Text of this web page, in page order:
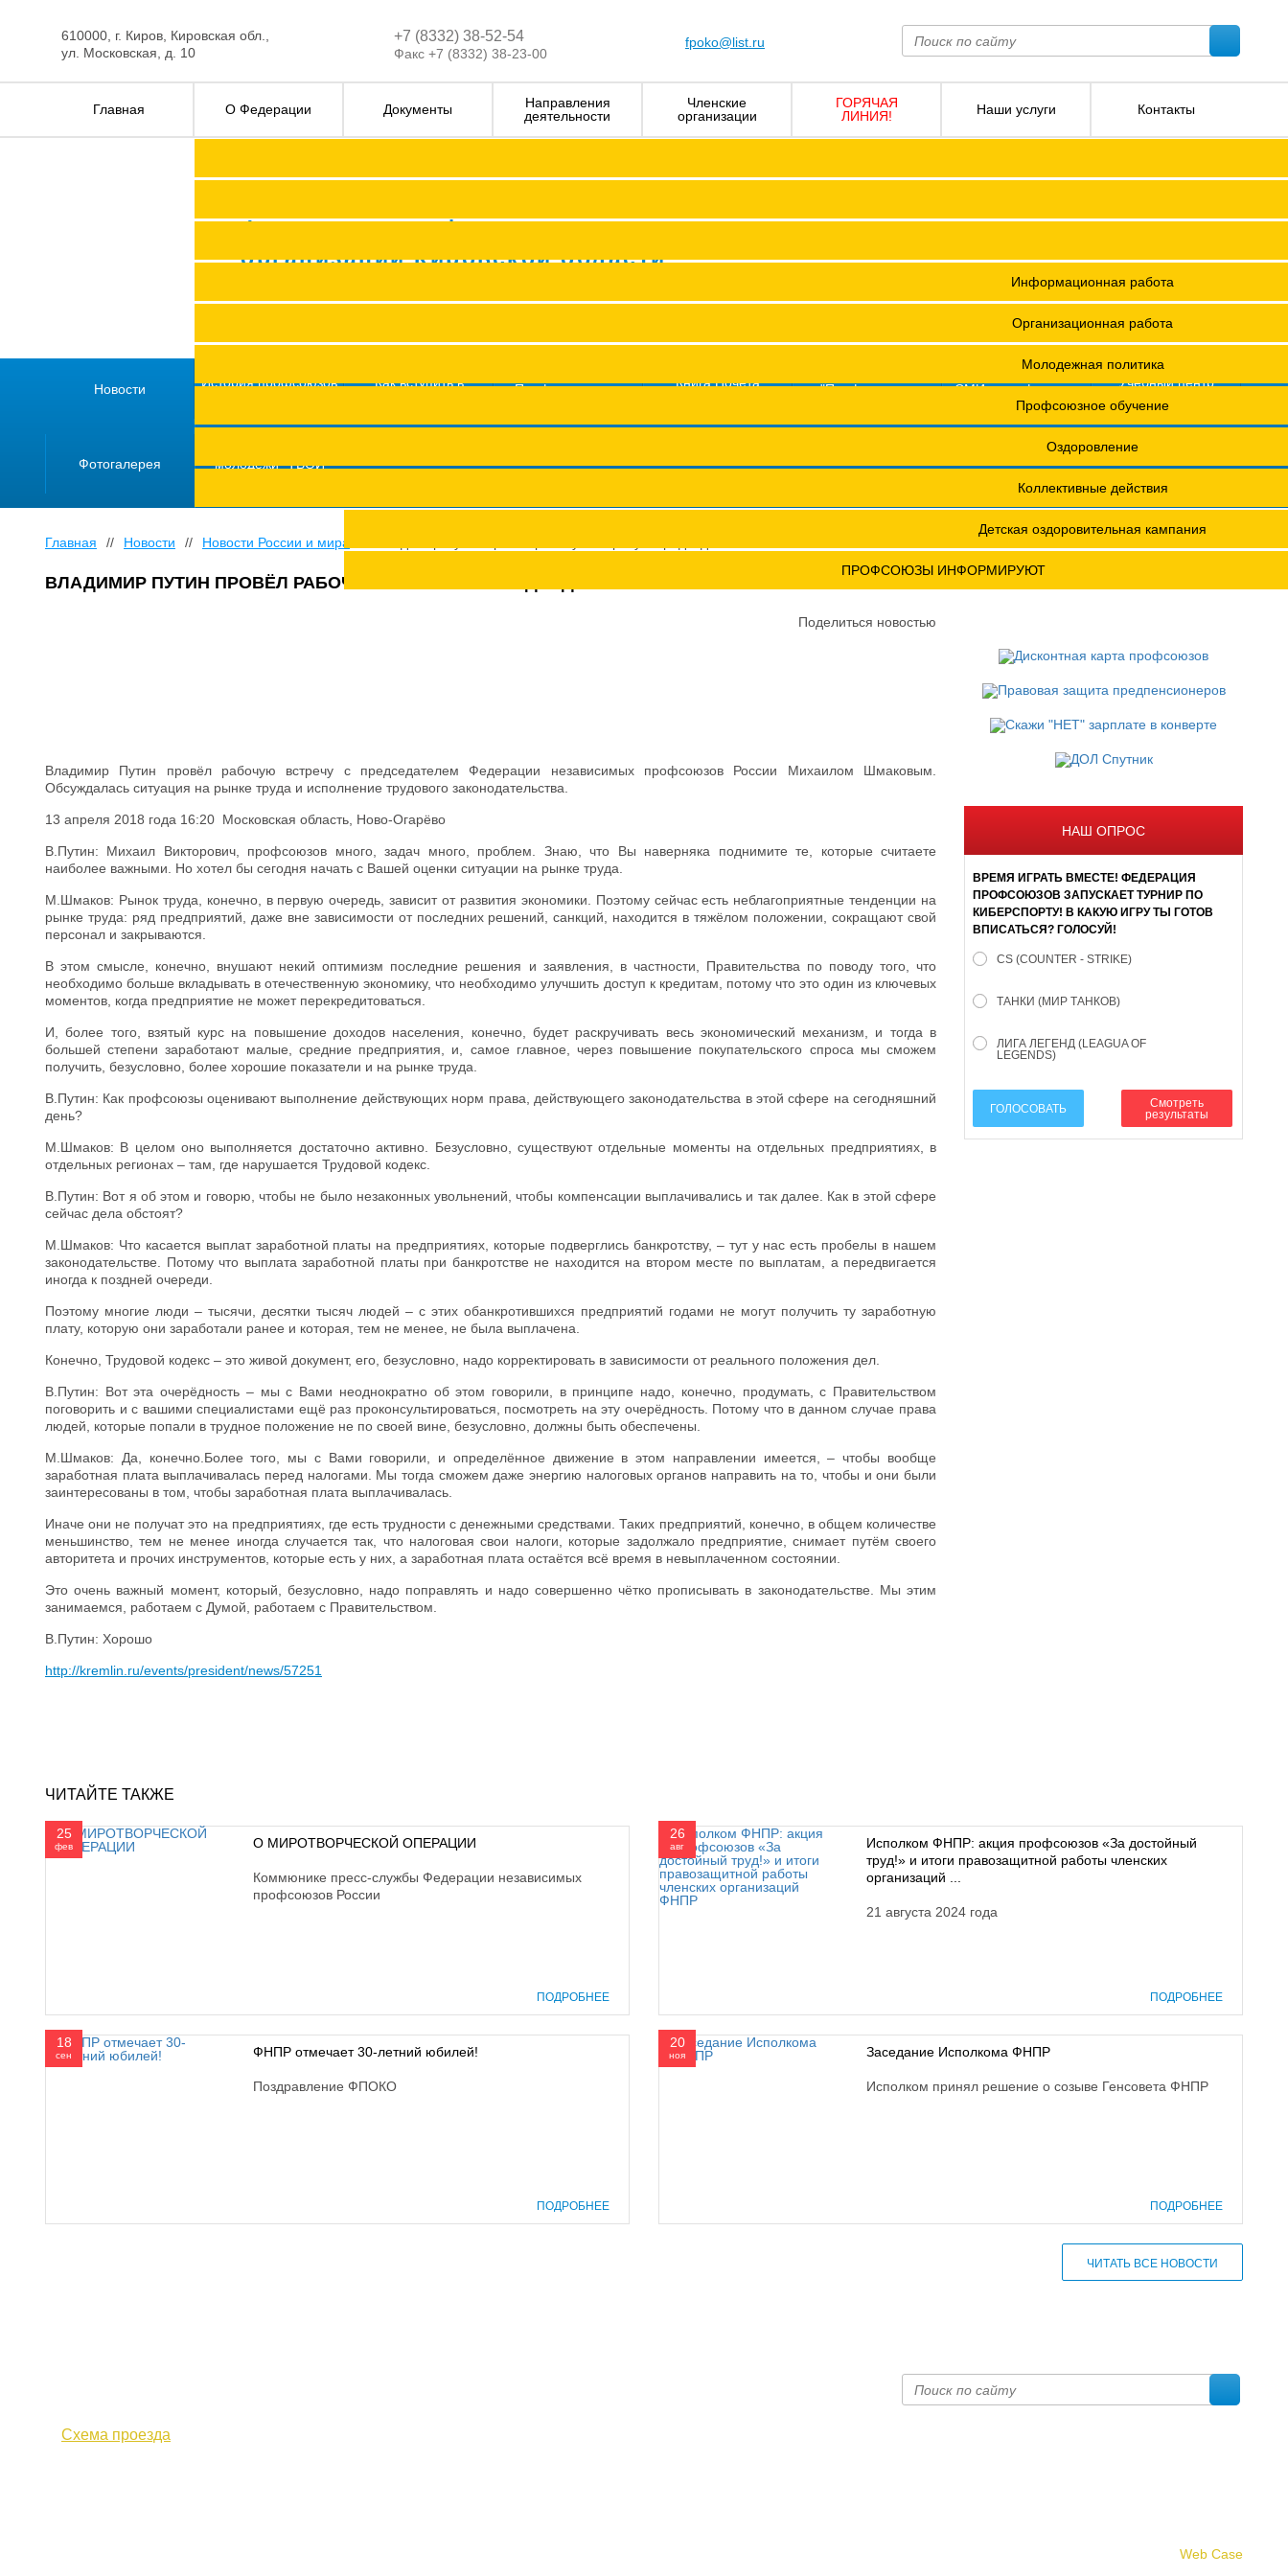
610000, г. Киров, Кировская обл.,
ул. Московская, д. 10
+7 (8332) 38-52-54
Факс +7 (8332) 38-23-00
fpoko@list.ru
Главная О Федерации Документы
Решения Советов Федерации
Постановления президиумов
Сводные данные о результатах проведения специальной оценки условий труда (СОУТ)
Научно-практическая конференция МОТ- ФНПР
ПРОФСОЮЗЫ ИНФОРМИРУЮТ
Направления
деятельности
Информационная работа
Организационная работа
Молодежная политика
Профсоюзное обучение
Оздоровление
Коллективные действия
Детская оздоровительная кампания
Членские
организации
ГОРЯЧАЯ
ЛИНИЯ!
Наши услуги Контакты
Федерация профсоюзных
организаций Кировской области
Новости
История профсоюзов
Как вступить в
Профсоюз помог
Книга Почета
"Профсоюзная
СМИ о профсоюзах
Учебный центр
Фотогалерея
молодежи "ТВОЙ
Главная // Новости // Новости России и мира
ВЛАДИМИР ПУТИН ПРОВЁЛ РАБОЧУЮ ВСТРЕЧУ С ПРЕДСЕДАТЕЛЕМ ФНПР МИХАИЛОМ ШМАКОВЫМ.
Поделиться новостью
Владимир Путин провёл рабочую встречу с председателем Федерации независимых профсоюзов России Михаилом Шмаковым.
Обсуждалась ситуация на рынке труда и исполнение трудового законодательства.
13 апреля 2018 года 16:20 Московская область, Ново-Огарёво
В.Путин: Михаил Викторович, профсоюзов много, задач много, проблем. Знаю, что Вы наверняка поднимите те, которые считаете
наиболее важными. Но хотел бы сегодня начать с Вашей оценки ситуации на рынке труда.
М.Шмаков: Рынок труда, конечно, в первую очередь, зависит от развития экономики. Поэтому сейчас есть неблагоприятные тенденции на
рынке труда: ряд предприятий, даже вне зависимости от последних решений, санкций, находится в тяжёлом положении, сокращают свой
персонал и закрываются.
В этом смысле, конечно, внушают некий оптимизм последние решения и заявления, в частности, Правительства по поводу того, что
необходимо больше вкладывать в отечественную экономику, что необходимо улучшить доступ к кредитам, потому что это один из ключевых
моментов, когда предприятие не может перекредитоваться.
И, более того, взятый курс на повышение доходов населения, конечно, будет раскручивать весь экономический механизм, и тогда в
большей степени заработают малые, средние предприятия, и, самое главное, через повышение покупательского спроса мы сможем
получить, безусловно, более хорошие показатели и на рынке труда.
В.Путин: Как профсоюзы оценивают выполнение действующих норм права, действующего законодательства в этой сфере на сегодняшний
день?
М.Шмаков: В целом оно выполняется достаточно активно. Безусловно, существуют отдельные моменты на отдельных предприятиях, в
отдельных регионах – там, где нарушается Трудовой кодекс.
В.Путин: Вот я об этом и говорю, чтобы не было незаконных увольнений, чтобы компенсации выплачивались и так далее. Как в этой сфере
сейчас дела обстоят?
М.Шмаков: Что касается выплат заработной платы на предприятиях, которые подверглись банкротству, – тут у нас есть пробелы в нашем
законодательстве. Потому что выплата заработной платы при банкротстве не находится на втором месте по выплатам, а передвигается
иногда к поздней очереди.
Поэтому многие люди – тысячи, десятки тысяч людей – с этих обанкротившихся предприятий годами не могут получить ту заработную
плату, которую они заработали ранее и которая, тем не менее, не была выплачена.
Конечно, Трудовой кодекс – это живой документ, его, безусловно, надо корректировать в зависимости от реального положения дел.
В.Путин: Вот эта очерёдность – мы с Вами неоднократно об этом говорили, в принципе надо, конечно, продумать, с Правительством
поговорить и с вашими специалистами ещё раз проконсультироваться, посмотреть на эту очерёдность. Потому что в данном случае права
людей, которые попали в трудное положение не по своей вине, безусловно, должны быть обеспечены.
М.Шмаков: Да, конечно.Более того, мы с Вами говорили, и определённое движение в этом направлении имеется, – чтобы вообще
заработная плата выплачивалась перед налогами. Мы тогда сможем даже энергию налоговых органов направить на то, чтобы и они были
заинтересованы в том, чтобы заработная плата выплачивалась.
Иначе они не получат это на предприятиях, где есть трудности с денежными средствами. Таких предприятий, конечно, в общем количестве
меньшинство, тем не менее иногда случается так, что налоговая свои налоги, которые задолжало предприятие, снимает путём своего
авторитета и прочих инструментов, которые есть у них, а заработная плата остаётся всё время в невыплаченном состоянии.
Это очень важный момент, который, безусловно, надо поправлять и надо совершенно чётко прописывать в законодательстве. Мы этим
занимаемся, работаем с Думой, работаем с Правительством.
В.Путин: Хорошо
http://kremlin.ru/events/president/news/57251
НАШ ОПРОС
ВРЕМЯ ИГРАТЬ ВМЕСТЕ! ФЕДЕРАЦИЯ
ПРОФСОЮЗОВ ЗАПУСКАЕТ ТУРНИР ПО
КИБЕРСПОРТУ! В КАКУЮ ИГРУ ТЫ ГОТОВ
ВПИСАТЬСЯ? ГОЛОСУЙ!
CS (COUNTER - STRIKE)
ТАНКИ (МИР ТАНКОВ)
ЛИГА ЛЕГЕНД (LEAGUA OF
LEGENDS)
ГОЛОСОВАТЬ
Смотреть
результаты
ЧИТАЙТЕ ТАКЖЕ
25
фев О МИРОТВОРЧЕСКОЙ ОПЕРАЦИИ
Коммюнике пресс-службы Федерации независимых
профсоюзов России
ПОДРОБНЕЕ
26
авг
Исполком ФНПР: акция профсоюзов «За достойный
труд!» и итоги правозащитной работы членских
организаций ...
21 августа 2024 года
ПОДРОБНЕЕ
18
сен ФНПР отмечает 30-летний юбилей!
Поздравление ФПОКО
ПОДРОБНЕЕ
20
ноя Заседание Исполкома ФНПР
Исполком принял решение о созыве Генсовета ФНПР
ПОДРОБНЕЕ
ЧИТАТЬ ВСЕ НОВОСТИ
Схема проезда
Web Case